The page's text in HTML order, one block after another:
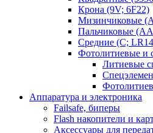
Крона (9V; 6F22)
Мизинчиковые
Пальчиковые
Средние (C;
Фотолитиевые и
Литиевые
Аппаратура и электроника
Failsafe, биперы
Flash накопители и
Аксессуары для